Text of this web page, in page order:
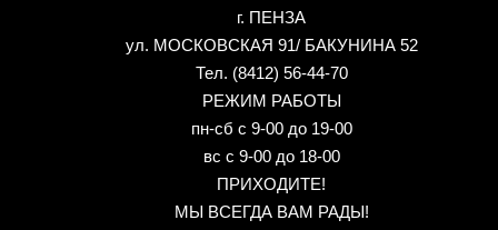
г. ПЕНЗА
ул. МОСКОВСКАЯ 91/ БАКУНИНА 52
Тел. (8412) 56-44-70
РЕЖИМ РАБОТЫ
пн-сб с 9-00 до 19-00
вс с 9-00 до 18-00
ПРИХОДИТЕ!
МЫ ВСЕГДА ВАМ РАДЫ!